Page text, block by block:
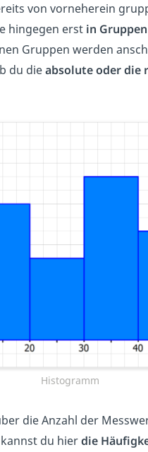
von vorneherein
hingegen erstin
Gruppen werden
du dieabsolute oder die
Histogramm
die Anzahl der
du hierdie